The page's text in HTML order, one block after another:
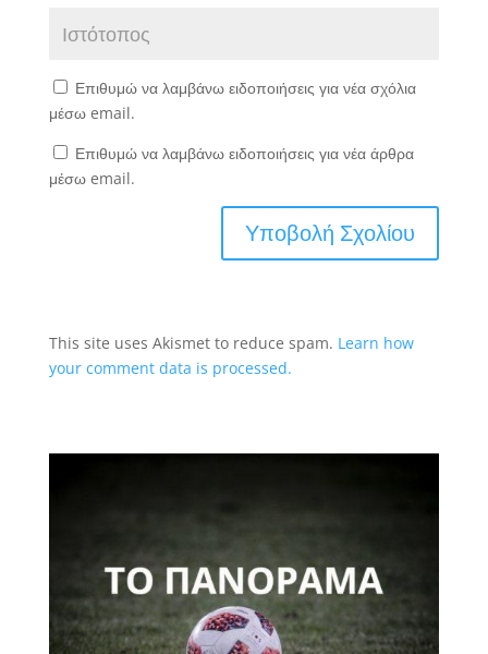
Επιθυμώ να λαμβάνω ειδοποιήσεις για νέα σχόλια
μέσω email.
Επιθυμώ να λαμβάνω ειδοποιήσεις για νέα άρθρα
μέσω email.
This site uses Akismet to reduce spam. Learn how
your comment data is processed.